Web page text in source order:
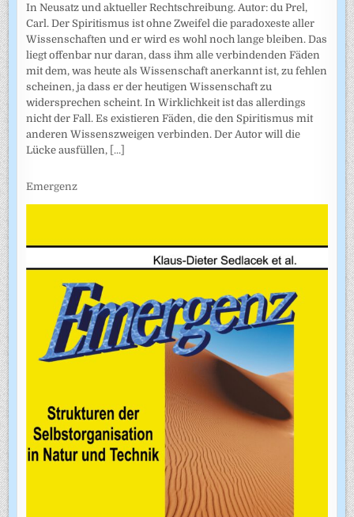
In Neusatz und aktueller Rechtschreibung. Autor: du Prel,
Carl. Der Spiritismus ist ohne Zweifel die paradoxeste aller
Wissenschaften und er wird es wohl noch lange bleiben. Das
liegt offenbar nur daran, dass ihm alle verbindenden Fäden
mit dem, was heute als Wissenschaft anerkannt ist, zu fehlen
scheinen, ja dass er der heutigen Wissenschaft zu
widersprechen scheint. In Wirklichkeit ist das allerdings
nicht der Fall. Es existieren Fäden, die den Spiritismus mit
anderen Wissenszweigen verbinden. Der Autor will die
Lücke ausfüllen, [...]
Emergenz